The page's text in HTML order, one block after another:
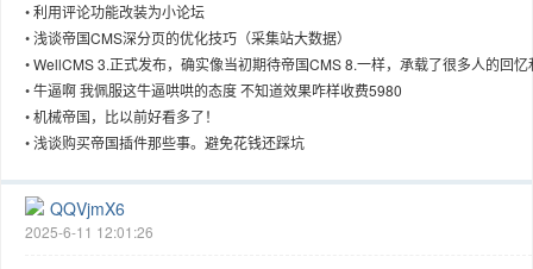
•利用评论功能改装为小论坛
•浅谈帝国CMS深分页的优化技巧（采集站大数据）
•WellCMS 3.正式发布，确实像当初期待帝国CMS 8.一样，承载了很多人的回忆
情怀。
•牛逼啊 我佩服这牛逼哄哄的态度 不知道效果咋样收费5980
•机械帝国，比以前好看多了！
•浅谈购买帝国插件那些事。避免花钱还踩坑
QQVjmX6
2025-6-11 12:01:26